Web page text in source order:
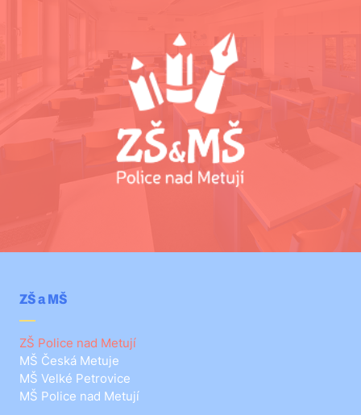
ZŠ a MŠ
ZŠ Police nad Metují
MŠ Česká Metuje
MŠ Velké Petrovice
MŠ Police nad Metují